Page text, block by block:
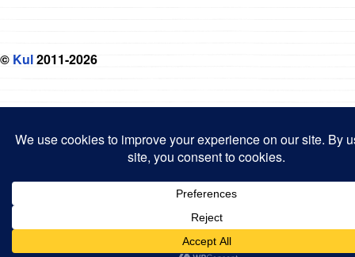
© Kul2011-2026